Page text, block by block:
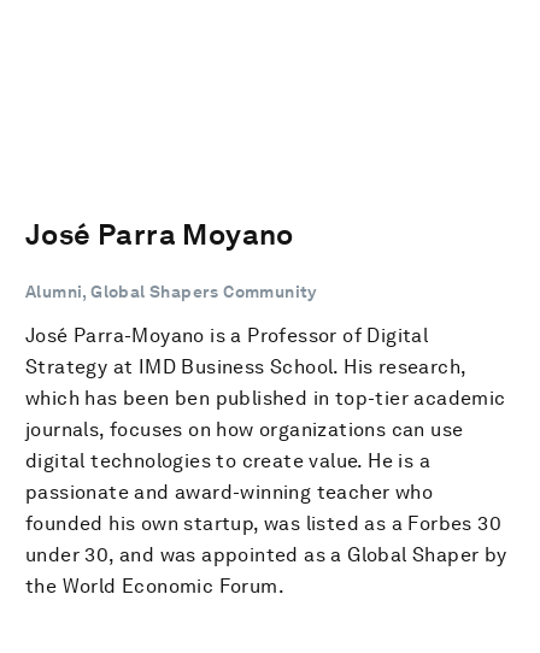
José Parra Moyano
Alumni, Global Shapers Community
José Parra-Moyano is a Professor of Digital
Strategy at IMD Business School. His research,
which has been ben published in top-tier academic
journals, focuses on how organizations can use
digital technologies to create value. He is a
passionate and award-winning teacher who
founded his own startup, was listed as a Forbes 30
under 30, and was appointed as a Global Shaper by
the World Economic Forum.